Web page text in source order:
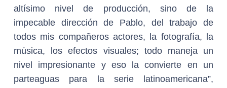
altísimo nivel de producción, sino de la
impecable dirección de Pablo, del trabajo de
todos mis compañeros actores, la fotografía, la
música, los efectos visuales; todo maneja un
nivel impresionante y eso la convierte en un
parteaguas para la serie latinoamericana”,